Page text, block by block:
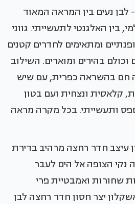
נעים בין המראה המאוד
בין האלגנטי לתעשייתי. גווני
ומתאימים לחדרים קטנים
וכולם בהירים ומוארים. השילוב
חם בהשראה כפרית, עם שיש
קלאסית ונצחית ועם בטון
ותעשייתי. בכל מקרה מראה
עיצב חדר רחצה מרהיב בדירת
נקי הצופה אל הים לעבר
שחורות ואמבטיית פרי
יצר חסון חדר רחצה לבן